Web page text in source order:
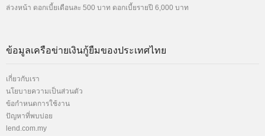
ล่วงหน้า ดอกเบี้ยเดือนละ 500 บาท ดอกเบี้ยรายปี 6,000 บาท
ข้อมูลเครือข่ายเงินกู้ยืมของประเทศไทย
เกี่ยวกับเรา
นโยบายความเป็นส่วนตัว
ข้อกำหนดการใช้งาน
ปัญหาที่พบบ่อย
lend .com.my